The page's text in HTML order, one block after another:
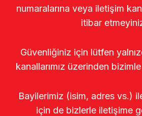
numaralarına veya iletişim
itibar
Güvenliğiniz için lütfen
kanallarımız üzerinden
Bayilerimiz (isim, adres vs.)
için de bizlerle iletişime